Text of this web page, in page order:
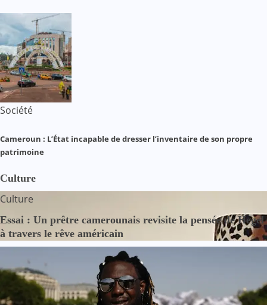
Société
Cameroun : L’État incapable de dresser l’inventaire de son propre
patrimoine
Culture
Culture
Essai : Un prêtre camerounais revisite la pensée de Hegel
à travers le rêve américain